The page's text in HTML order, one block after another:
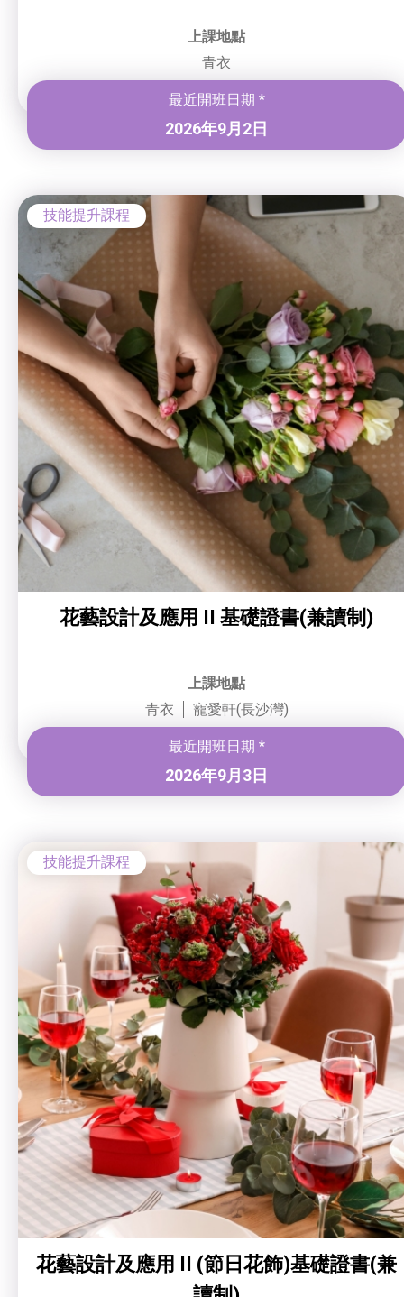
上課地點
青衣
最近開班日期 *
2026年9月2日
技能提升課程
花藝設計及應用 II 基礎證書(兼讀制)
上課地點
青衣
寵愛軒(長沙灣)
最近開班日期 *
2026年9月3日
技能提升課程
花藝設計及應用 II (節日花飾)基礎證書(兼